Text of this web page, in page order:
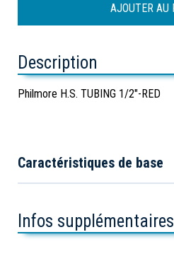
Description
Philmore H.S. TUBING 1/2"-RED
Caractéristiques de base
Infos supplémentaires